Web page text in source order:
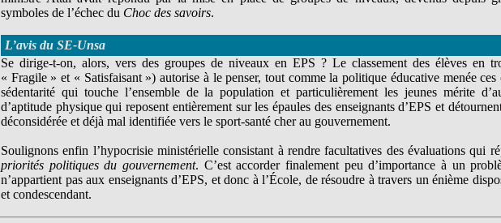
symboles de l’échec du Choc des savoirs.
L’avis du SE-Unsa
Se dirige-t-on, alors, vers des groupes de niveaux en EPS ? Le classement des élèves en
« Fragile » et « Satisfaisant ») autorise à le penser, tout comme la politique éducative menée ces
sédentarité qui touche l’ensemble de la population et particulièrement les jeunes mérite
d’aptitude physique qui reposent entièrement sur les épaules des enseignants d’EPS et
déconsidérée et déjà mal identifiée vers le sport-santé cher au gouvernement.
Soulignons enfin l’hypocrisie ministérielle consistant à rendre facultatives des évaluations qui
priorités politiques du gouvernement. C’est accorder finalement peu d’importance à un
n’appartient pas aux enseignants d’EPS, et donc à l’École, de résoudre à travers un énième
et condescendant.